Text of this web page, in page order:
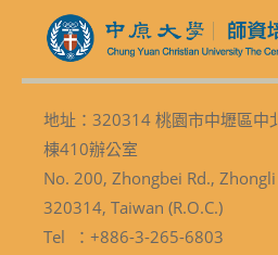
地址：320314 桃園市中壢區中
棟410辦公室
No. 200, Zhongbei Rd.,
320314, Taiwan (R.O.C.)
Tel ：+886-3-265-6803